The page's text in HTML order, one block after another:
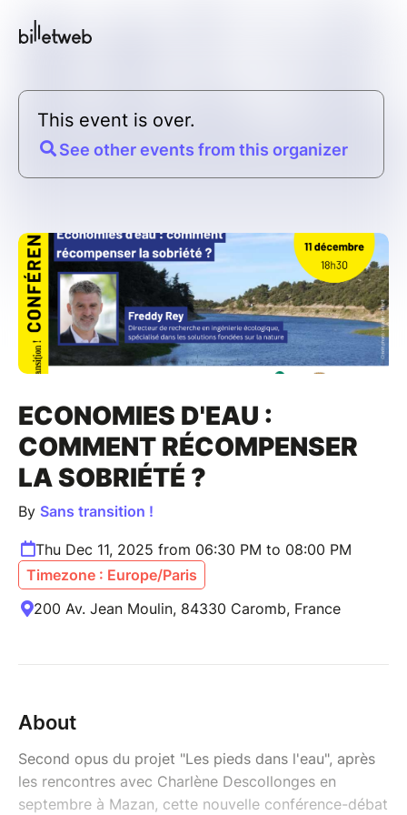
This event is over.
See other events from this organizer
ECONOMIES D'EAU :
COMMENT RÉCOMPENSER
LA SOBRIÉTÉ ?
By Sans transition !
Thu Dec 11, 2025 from 06:30 PM to 08:00 PM
Timezone : Europe/Paris
200 Av. Jean Moulin, 84330 Caromb, France
About
Second opus du projet "Les pieds dans l'eau", après
les rencontres avec Charlène Descollonges en
septembre à Mazan, cette nouvelle conférence-débat